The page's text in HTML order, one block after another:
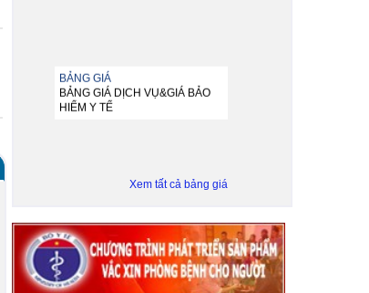
BẢNG GIÁ
BẢNG GIÁ DỊCH VỤ&GIÁ BẢO
Xem tất cả bảng giá